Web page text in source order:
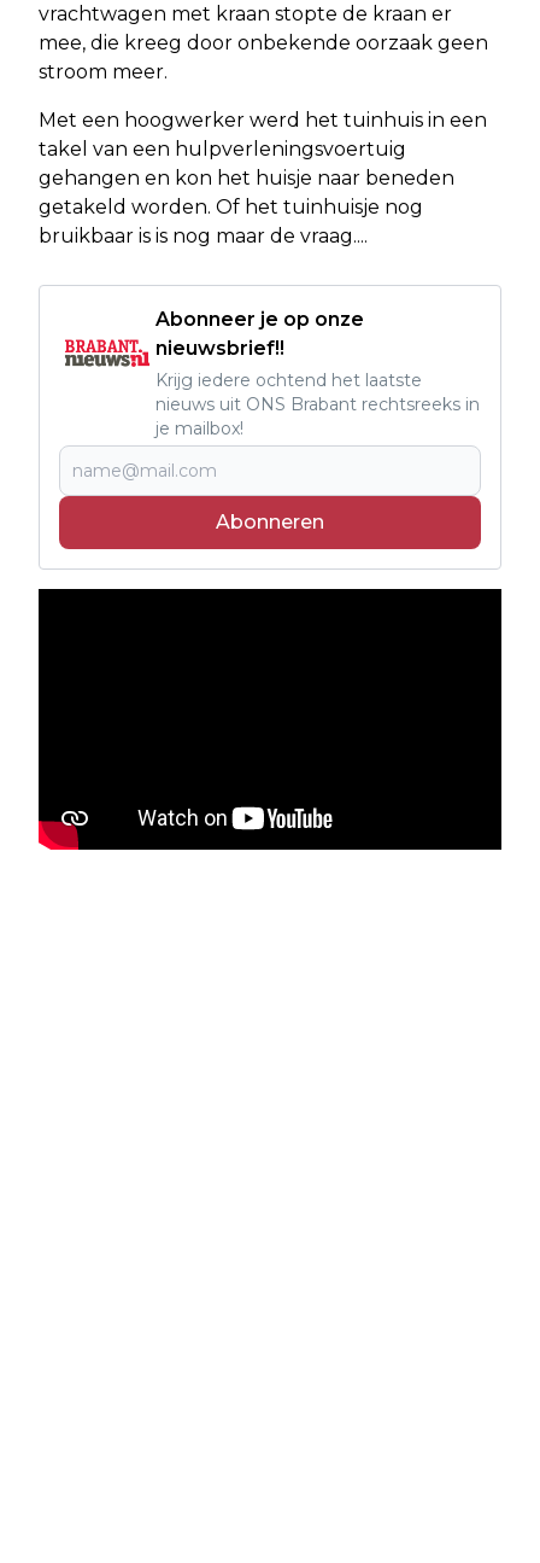
vrachtwagen met kraan stopte de kraan er
mee, die kreeg door onbekende oorzaak geen
stroom meer.
Met een hoogwerker werd het tuinhuis in een
takel van een hulpverleningsvoertuig
gehangen en kon het huisje naar beneden
getakeld worden. Of het tuinhuisje nog
bruikbaar is is nog maar de vraag....
Abonneer je op onze
nieuwsbrief!!
Krijg iedere ochtend het laatste
nieuws uit ONS Brabant rechtsreeks in
je mailbox!
Abonneren